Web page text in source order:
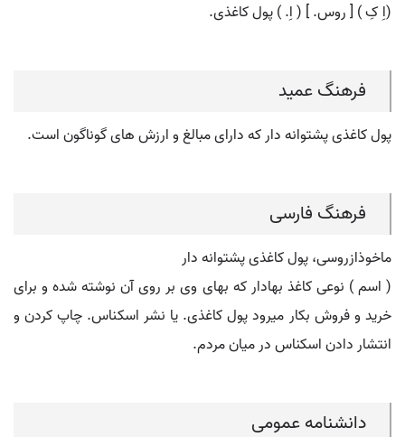
(اِ کِ ) [ روس. ] ( اِ. ) پول کاغذی.
فرهنگ عمید
پول کاغذی پشتوانه دار که دارای مبالغ و ارزش های گوناگون است.
فرهنگ فارسی
ماخوذازروسی، پول کاغذی پشتوانه دار
( اسم ) نوعی کاغذ بهادار که بهای وی بر روی آن نوشته شده و برای
خرید و فروش بکار میرود پول کاغذی. یا نشر اسکناس. چاپ کردن و
انتشار دادن اسکناس در میان مردم.
دانشنامه عمومی